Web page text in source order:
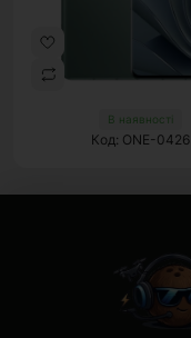
В наявності
Код: ONE-0426